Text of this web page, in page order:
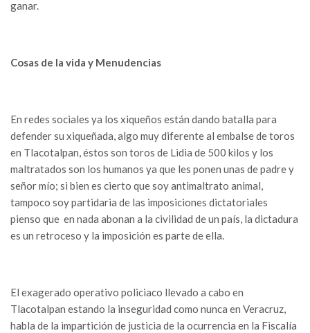
ganar.
Cosas de la vida y Menudencias
En redes sociales ya los xiqueños están dando batalla para
defender su xiqueñada, algo muy diferente al embalse de toros
en Tlacotalpan, éstos son toros de Lidia de 500 kilos y los
maltratados son los humanos ya que les ponen unas de padre y
señor mío; si bien es cierto que soy antimaltrato animal,
tampoco soy partidaria de las imposiciones dictatoriales
pienso que en nada abonan a la civilidad de un país, la dictadura
es un retroceso y la imposición es parte de ella.
El exagerado operativo policiaco llevado a cabo en
Tlacotalpan estando la inseguridad como nunca en Veracruz,
habla de la impartición de justicia de la ocurrencia en la Fiscalía